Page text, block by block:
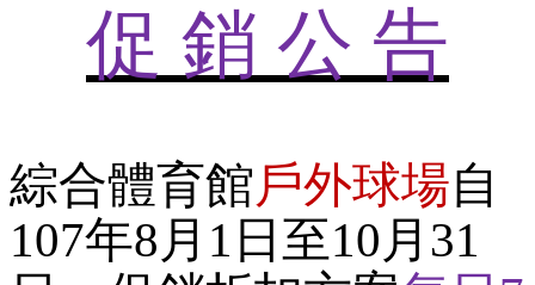
促 銷 公 告
綜合體育館戶外球場自
107年8月1日至10月31